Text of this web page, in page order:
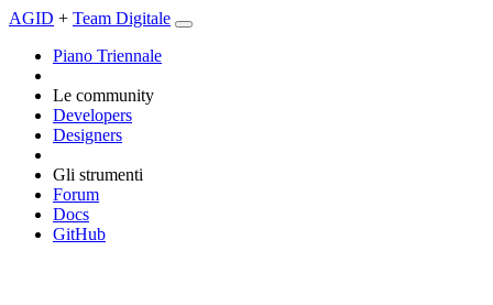
AGID + Team Digitale
Piano Triennale
Le community
Developers
Designers
Gli strumenti
Forum
Docs
GitHub